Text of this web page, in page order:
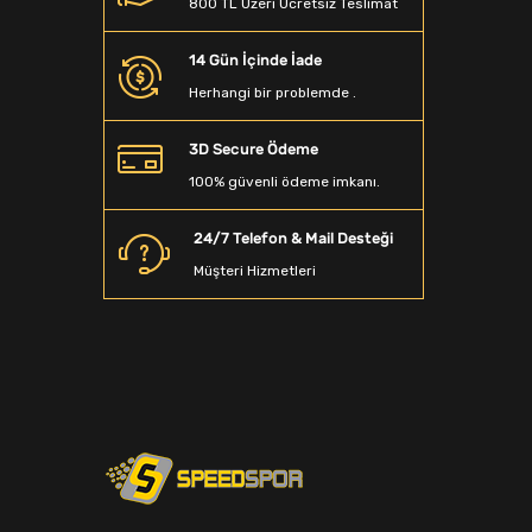
Dalış Aksesuarları
Sporcu Saç Bandı
Kamp Matarası
Boyunluk
Ağırlık Sehpaları
Bandana
800 TL Üzeri Ücretsiz Teslimat
14 Gün İçinde İade
Herhangi bir problemde .
3D Secure Ödeme
100% güvenli ödeme imkanı.
24/7 Telefon & Mail Desteği
Müşteri Hizmetleri